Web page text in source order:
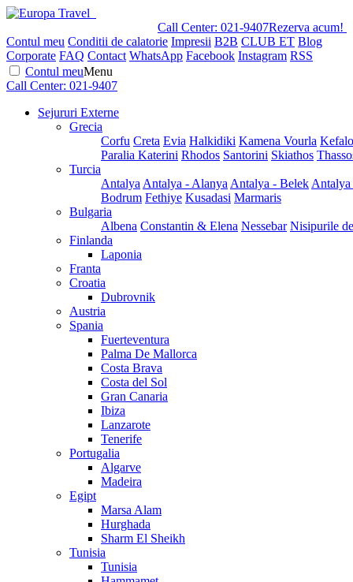
Call Center: 021-9407Rezerva acum!
Contul meu Conditii de calatorie Impresii B2B CLUB ET Blog
Corporate FAQ Contact WhatsApp Facebook Instagram RSS
Contul meuMenu
Call Center: 021-9407
Sejururi Externe
Grecia
Corfu Creta Evia Halkidiki Kamena Vourla
Paralia Katerini Rhodos Santorini Skiathos
Turcia
Antalya Antalya - Alanya Antalya - Belek
Bodrum Fethiye Kusadasi Marmaris
Bulgaria
Albena Constantin & Elena Nessebar Nisipurile
Finlanda
Laponia
Franta
Croatia
Dubrovnik
Austria
Spania
Fuerteventura
Palma De Mallorca
Costa Brava
Costa del Sol
Gran Canaria
Ibiza
Lanzarote
Tenerife
Portugalia
Algarve
Madeira
Egipt
Marsa Alam
Hurghada
Sharm El Sheikh
Tunisia
Tunisia